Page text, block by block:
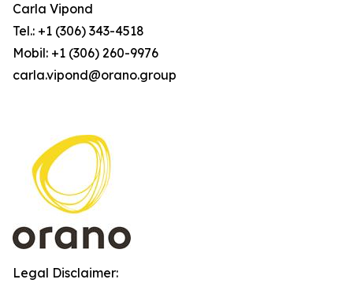
Carla Vipond
Tel.: +1 (306) 343-4518
Mobil: +1 (306) 260-9976
carla.vipond@orano.group
Legal Disclaimer: